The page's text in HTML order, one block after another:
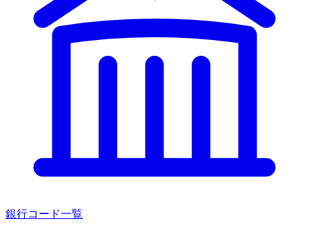
銀行コード一覧